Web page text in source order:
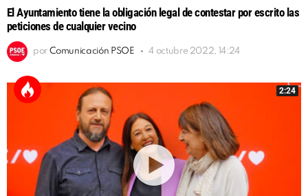
El Ayuntamiento tiene la obligación legal de contestar por escrito las
peticiones de cualquier vecino
por Comunicación PSOE 4 octubre 2022, 14:24
2:24